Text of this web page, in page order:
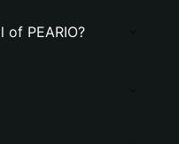
PEARIO?